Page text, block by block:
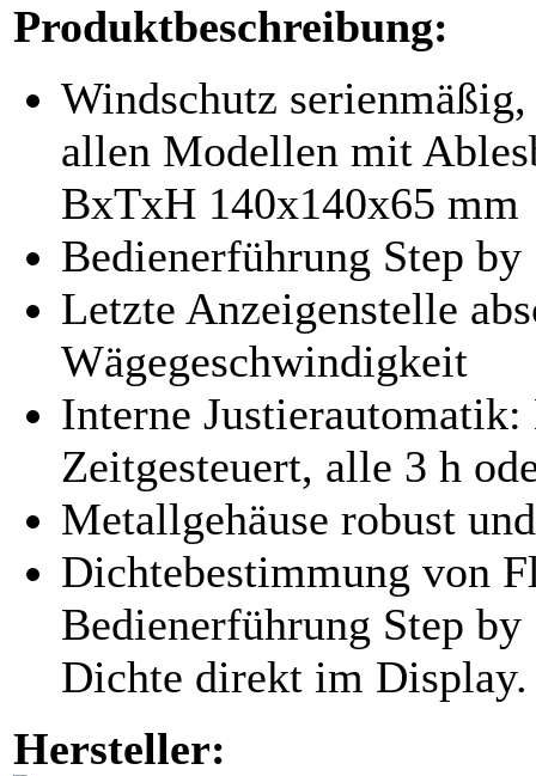
Produktbeschreibung:
Windschutz
allen Modellen mit
BxTxH 140x140x65 mm
Bedienerführung Step
Letzte Anzeigenstelle
Wägegeschwindigkeit
Interne
Zeitgesteuert, alle 3 h
Metallgehäuse robust
Dichtebestimmung von
Bedienerführung Step
Dichte direkt im Display.
Hersteller: